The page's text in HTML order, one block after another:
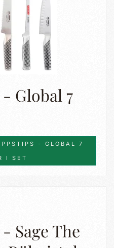
Global 7
- GLOBAL 7
I SET
Sage The